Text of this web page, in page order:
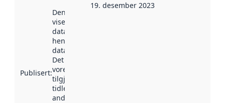
Publisert:
Denne datoen
viser når
datasettet vart
henta inn av
data.norge.no.
Det kan ha
vore
tilgjengeleg
tidlegare
andre stader.
19. desember 2023